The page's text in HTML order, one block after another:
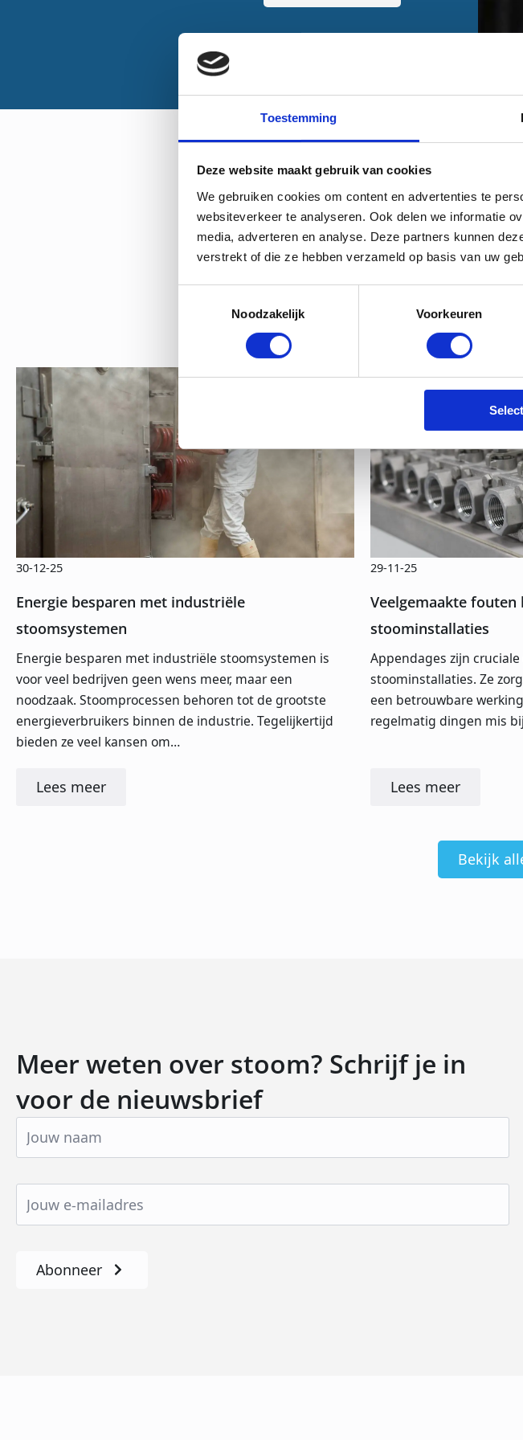
Toestemming
Deze website maakt gebruik van cookies
We gebruiken cookies om content en advertenties te
websiteverkeer te analyseren. Ook delen we informatie
media, adverteren en analyse. Deze partners kunnen
verstrekt of die ze hebben verzameld op basis van uw
Noodzakelijk
Voorkeuren
Kennis waar
Bekijk hieronder
Energie besparen met industriële
stoomsystemen
30-12-25
Energie besparen met industriële stoomsystemen is
voor veel bedrijven geen wens meer, maar een
noodzaak. Stoomprocessen behoren tot de grootste
energieverbruikers binnen de industrie. Tegelijkertijd
bieden ze veel kansen om…
Lees meer
Veelgemaakte fouten
stoominstallaties
29-11-25
Appendages zijn
stoominstallaties. Ze
een betrouwbare
regelmatig dingen mis
Lees meer
Bekijk
Meer weten over stoom? Schrijf je in
voor de nieuwsbrief
Abonneer